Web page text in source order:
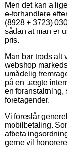
Men det kan
e-forhandlere
(8928 + 3723)
sådan at man er
pris.
Man bør trods alt
webshop
umådelig
på en uægte
en
foretagender.
Vi foreslår
mobilbetaling.
gerne vil